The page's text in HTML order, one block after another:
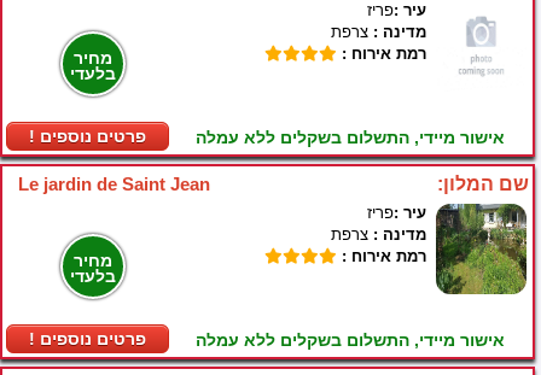
מחיר
בלעדי
! פרטים נוספים
עיר :פריז
מדינה : צרפת
רמת אירוח :
אישור מיידי, התשלום בשקלים ללא עמלה
Le jardin de Saint Jean שם המלון:
מחיר
בלעדי
! פרטים נוספים
עיר :פריז
מדינה : צרפת
רמת אירוח :
אישור מיידי, התשלום בשקלים ללא עמלה